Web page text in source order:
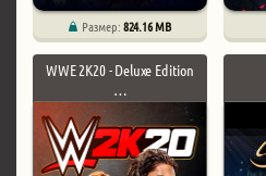
Размер:824.16 MB
WWE 2K20 - Deluxe Edition
…